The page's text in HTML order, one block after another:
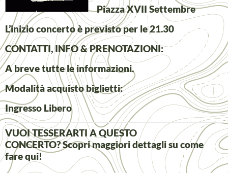
Piazza XVII Settembre
L’inizio concerto è previsto per le 21.30
CONTATTI, INFO & PRENOTAZIONI:
A breve tutte le informazioni.
Modalità acquisto biglietti:
Ingresso Libero
VUOI TESSERARTI A QUESTO
CONCERTO? Scopri maggiori dettagli su come
farequi!